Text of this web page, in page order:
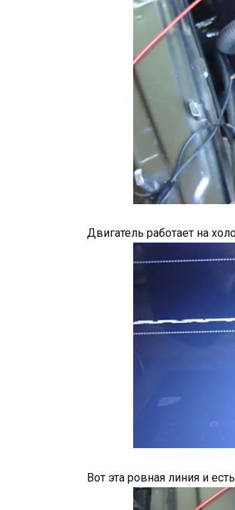
Двигатель работает на
Вот эта ровная линия и